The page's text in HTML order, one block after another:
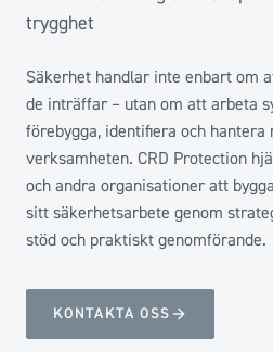
trygghet
Säkerhet handlar inte enbart om
de inträffar – utan om att arbeta
förebygga, identifiera och
verksamheten. CRD Protection
och andra organisationer att
sitt säkerhetsarbete genom
stöd och praktiskt genomförande.
KONTAKTA OSS